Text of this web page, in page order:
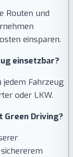
Routen und
einsparen.
einsetzbar?
jedem Fahrzeug
oder LKW.
Driving?